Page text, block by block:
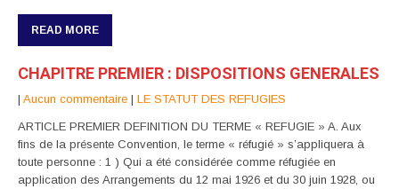
READ MORE
CHAPITRE PREMIER : DISPOSITIONS GENERALES
| Aucun commentaire | LE STATUT DES REFUGIES
ARTICLE PREMIER DEFINITION DU TERME « REFUGIE » A. Aux
fins de la présente Convention, le terme « réfugié » s’appliquera à
toute personne : 1 ) Qui a été considérée comme réfugiée en
application des Arrangements du 12 mai 1926 et du 30 juin 1928, ou